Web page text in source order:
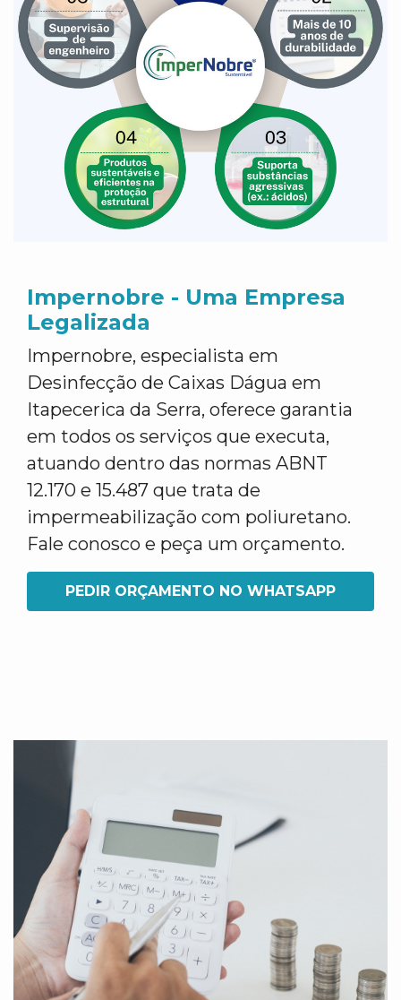
Impernobre - Uma Empresa
Legalizada
Impernobre, especialista em
Desinfecção de Caixas Dágua em
Itapecerica da Serra, oferece garantia
em todos os serviços que executa,
atuando dentro das normas ABNT
12.170 e 15.487 que trata de
impermeabilização com poliuretano.
Fale conosco e peça um orçamento.
PEDIR ORÇAMENTO NO WHATSAPP